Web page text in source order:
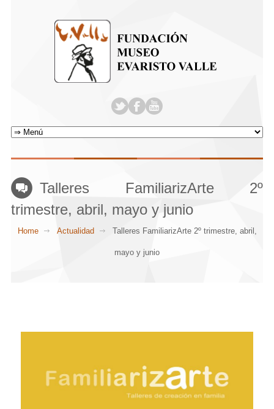
Talleres FamiliarizArte 2º
trimestre, abril, mayo y junio
Home Actualidad Talleres FamiliarizArte 2º trimestre, abril,
mayo y junio